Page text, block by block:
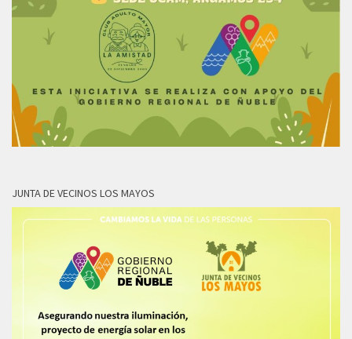
JUNTA DE VECINOS LOS MAYOS